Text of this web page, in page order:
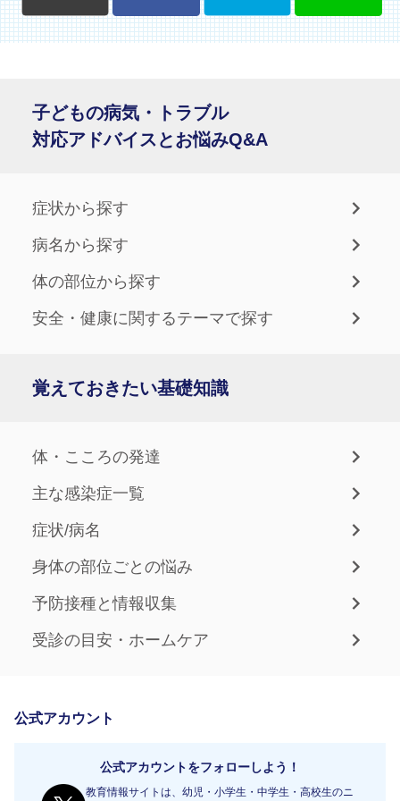
子どもの病気・トラブル
対応アドバイスとお悩みQ&A
症状から探す
病名から探す
体の部位から探す
安全・健康に関するテーマで探す
覚えておきたい基礎知識
体・こころの発達
主な感染症一覧
症状/病名
身体の部位ごとの悩み
予防接種と情報収集
受診の目安・ホームケア
公式アカウント
公式アカウントをフォローしよう！
教育情報サイトは、幼児・小学生・中学生・高校生のニ